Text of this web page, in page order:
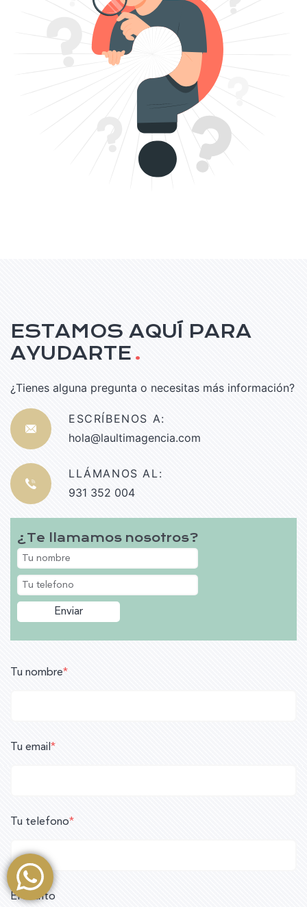
ESTAMOS AQUÍ PARA
AYUDARTE .
¿Tienes alguna pregunta o necesitas más información?
ESCRÍBENOS A:
hola@laultimagencia.com
LLÁMANOS AL:
931 352 004
¿Te llamamos nosotros?
Tu nombre*
Tu email *
Tu telefono*
El asunto